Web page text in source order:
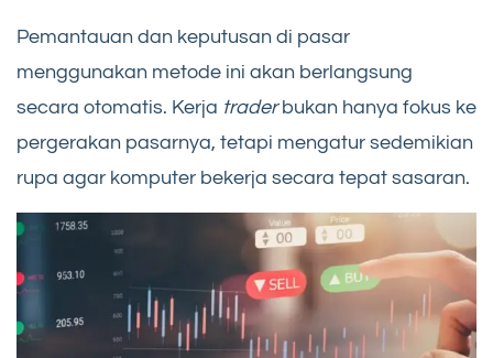
Pemantauan dan keputusan di pasar
menggunakan metode ini akan berlangsung
secara otomatis. Kerja traderbukan hanya fokus ke
pergerakan pasarnya, tetapi mengatur sedemikian
rupa agar komputer bekerja secara tepat sasaran.